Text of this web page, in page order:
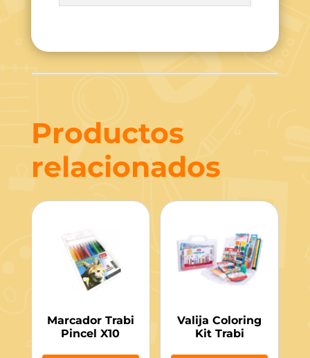
Productos
relacionados
Marcador Trabi
Pincel X10
Valija Coloring
Kit Trabi